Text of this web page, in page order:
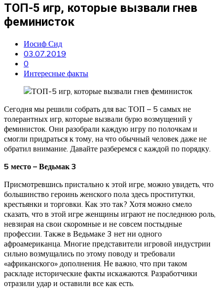
ТОП-5 игр, которые вызвали гнев
феминисток
Иосиф Сид
03.07.2019
0
Интересные факты
Сегодня мы решили собрать для вас ТОП – 5 самых не
толерантных игр, которые вызвали бурю возмущений у
феминисток. Они разобрали каждую игру по полочкам и
смогли придраться к тому, на что обычный человек даже не
обратил внимание. Давайте разберемся с каждой по порядку.
5 место – Ведьмак 3
Присмотревшись пристально к этой игре, можно увидеть, что
большинство героинь женского пола здесь проститутки,
крестьянки и торговки. Как это так? Хотя можно смело
сказать, что в этой игре женщины играют не последнюю роль,
невзирая на свои скоромные и не совсем постыдные
профессии. Также в Ведьмаке 3 нет ни одного
афроамериканца. Многие представители игровой индустрии
сильно возмущались по этому поводу и требовали
«африканского» дополнения. Не важно, что при таком
раскладе исторические факты искажаются. Разработчики
отразили удар и оставили все как есть.